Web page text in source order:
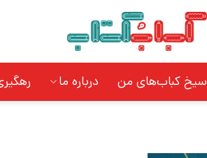
سیخ کباب‌های من درباره ما